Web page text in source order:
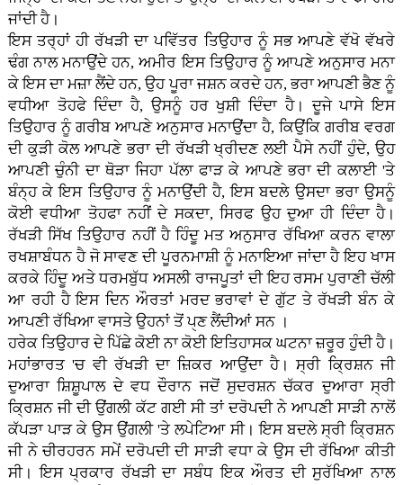
ਜਾਂਦੀ ਹੈ।
ਇਸ ਤਰ੍ਹਾਂ ਹੀ ਰੱਖੜੀ ਦਾ ਪਵਿੱਤਰ ਤਿਉਹਾਰ ਨੂੰ ਸਭ ਆਪਣੇ ਵੱਖੋ ਵੱਖਰੇ
ਢੰਗ ਨਾਲ ਮਨਾਉਂਦੇ ਹਨ, ਅਮੀਰ ਇਸ ਤਿਉਹਾਰ ਨੂੰ ਆਪਣੇ ਅਨੁਸਾਰ ਮਨਾ
ਕੇ ਇਸ ਦਾ ਮਜ਼ਾ ਲੈਂਦੇ ਹਨ, ਉਹ ਪੂਰਾ ਜਸ਼ਨ ਕਰਦੇ ਹਨ, ਭਰਾ ਆਪਣੀ ਭੈਣ ਨੂੰ
ਵਧੀਆ ਤੋਹਫੇ ਦਿੰਦਾ ਹੈ, ਉਸਨੂੰ ਹਰ ਖੁਸ਼ੀ ਦਿੰਦਾ ਹੈ। ਦੂਜੇ ਪਾਸੇ ਇਸ
ਤਿਉਹਾਰ ਨੂੰ ਗਰੀਬ ਆਪਣੇ ਅਨੁਸਾਰ ਮਨਾਉਂਦਾ ਹੈ, ਕਿਉਂਕਿ ਗਰੀਬ ਵਰਗ
ਦੀ ਕੁੜੀ ਕੋਲ ਆਪਣੇ ਭਰਾ ਦੀ ਰੱਖੜੀ ਖ੍ਰੀਦਣ ਲਈ ਪੈਸੇ ਨਹੀਂ ਹੁੰਦੇ, ਉਹ
ਆਪਣੀ ਚੁੰਨੀ ਦਾ ਥੋੜਾ ਜਿਹਾ ਪੱਲਾ ਫਾੜ ਕੇ ਆਪਣੇ ਭਰਾ ਦੀ ਕਲਾਈ 'ਤੇ
ਬੰਨ੍ਹ ਕੇ ਇਸ ਤਿਉਹਾਰ ਨੂੰ ਮਨਾਉਂਦੀ ਹੈ, ਇਸ ਬਦਲੇ ਉਸਦਾ ਭਰਾ ਉਸਨੂੰ
ਕੋਈ ਵਧੀਆ ਤੋਹਫਾ ਨਹੀਂ ਦੇ ਸਕਦਾ, ਸਿਰਫ ਉਹ ਦੁਆ ਹੀ ਦਿੰਦਾ ਹੈ।
ਰੱਖੜੀ ਸਿੱਖ ਤਿਉਹਾਰ ਨਹੀਂ ਹੈ ਹਿੰਦੂ ਮਤ ਅਨੁਸਾਰ ਰੱਖਿਆ ਕਰਨ ਵਾਲਾ
ਰਖਸ਼ਾਬੰਧਨ ਹੈ ਜੋ ਸਾਵਣ ਦੀ ਪੂਰਨਮਾਸ਼ੀ ਨੂੰ ਮਨਾਇਆ ਜਾਂਦਾ ਹੈ ਇਹ ਖਾਸ
ਕਰਕੇ ਹਿੰਦੂ ਅਤੇ ਧਰਮਬੁੱਧ ਅਸਲੀ ਰਾਜਪੂਤਾਂ ਦੀ ਇਹ ਰਸਮ ਪੁਰਾਣੀ ਚੱਲੀ
ਆ ਰਹੀ ਹੈ ਇਸ ਦਿਨ ਔਰਤਾਂ ਮਰਦ ਭਰਾਵਾਂ ਦੇ ਗੁੱਟ ਤੇ ਰੱਖੜੀ ਬੰਨ ਕੇ
ਆਪਣੀ ਰੱਖਿਆ ਵਾਸਤੇ ਉਹਨਾਂ ਤੋਂ ਪੑਣ ਲੈਂਦੀਆਂ ਸਨ ।
ਹਰੇਕ ਤਿਉਹਾਰ ਦੇ ਪਿੱਛੇ ਕੋਈ ਨਾ ਕੋਈ ਇਤਿਹਾਸਕ ਘਟਨਾ ਜ਼ਰੂਰ ਹੁੰਦੀ ਹੈ।
ਮਹਾਂਭਾਰਤ 'ਚ ਵੀ ਰੱਖੜੀ ਦਾ ਜ਼ਿਕਰ ਆਉਂਦਾ ਹੈ। ਸ੍ਰੀ ਕ੍ਰਿਸ਼ਨ ਜੀ
ਦੁਆਰਾ ਸ਼ਿਸ਼ੂਪਾਲ ਦੇ ਵਧ ਦੌਰਾਨ ਜਦੋਂ ਸੁਦਰਸ਼ਨ ਚੱਕਰ ਦੁਆਰਾ ਸ੍ਰੀ
ਕ੍ਰਿਸ਼ਨ ਜੀ ਦੀ ਉਂਗਲੀ ਕੱਟ ਗਈ ਸੀ ਤਾਂ ਦਰੋਪਦੀ ਨੇ ਆਪਣੀ ਸਾੜੀ ਨਾਲੋਂ
ਕੱਪੜਾ ਪਾੜ ਕੇ ਉਸ ਉਂਗਲੀ 'ਤੇ ਲਪੇਟਿਆ ਸੀ। ਇਸ ਬਦਲੇ ਸ੍ਰੀ ਕ੍ਰਿਸ਼ਨ
ਜੀ ਨੇ ਚੀਰਹਰਨ ਸਮੇਂ ਦਰੋਪਦੀ ਦੀ ਸਾੜੀ ਵਧਾ ਕੇ ਉਸ ਦੀ ਰੱਖਿਆ ਕੀਤੀ
ਸੀ। ਇਸ ਪ੍ਰਕਾਰ ਰੱਖੜੀ ਦਾ ਸਬੰਧ ਇਕ ਔਰਤ ਦੀ ਸੁਰੱਖਿਆ ਨਾਲ